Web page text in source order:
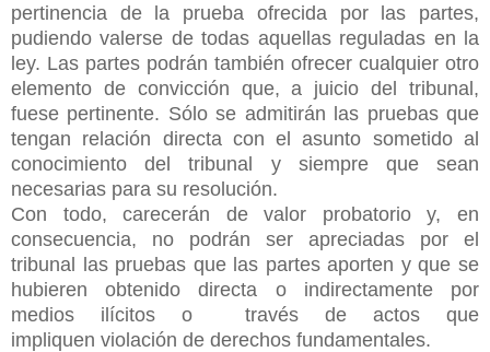
pertinencia de la prueba ofrecida por las partes,
pudiendo valerse de todas aquellas reguladas en la
ley. Las partes podrán también ofrecer cualquier otro
elemento de convicción que, a juicio del tribunal,
fuese pertinente. Sólo se admitirán las pruebas que
tengan relación directa con el asunto sometido al
conocimiento del tribunal y siempre que sean
necesarias para su resolución.
Con todo, carecerán de valor probatorio y, en
consecuencia, no podrán ser apreciadas por el
tribunal las pruebas que las partes aporten y que se
hubieren obtenido directa o indirectamente por
medios ilícitos o través de actos que
impliquen violación de derechos fundamentales.